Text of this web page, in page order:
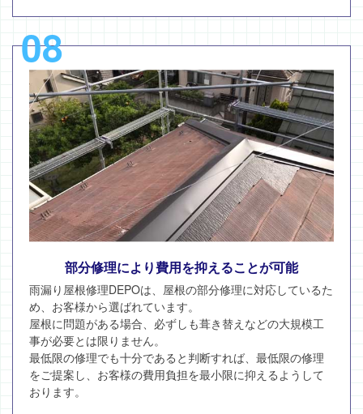
08
部分修理により費用を抑えることが可能
雨漏り屋根修理DEPOは、屋根の部分修理に対応しているた
め、お客様から選ばれています。
屋根に問題がある場合、必ずしも葺き替えなどの大規模工
事が必要とは限りません。
最低限の修理でも十分であると判断すれば、最低限の修理
をご提案し、お客様の費用負担を最小限に抑えるようして
おります。